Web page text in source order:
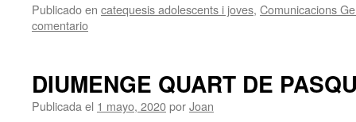
Publicado en catequesis adolescents i joves, Comunicacions
comentario
DIUMENGE QUART DE
Publicada el 1 mayo, 2020porJoan